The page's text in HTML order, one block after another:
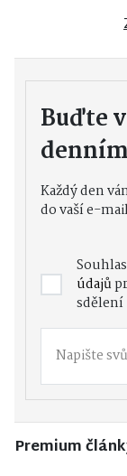
Buďte
Každý den
do vaší e-
údajů
sdělení
Premium